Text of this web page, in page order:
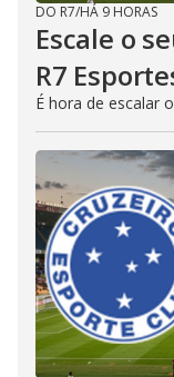
DO R7/HÁ 9 HORAS
Escale o
R7
É hora de escalar